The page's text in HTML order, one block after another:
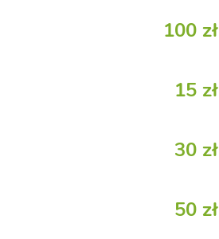
100 zł
15 zł
30 zł
50 zł